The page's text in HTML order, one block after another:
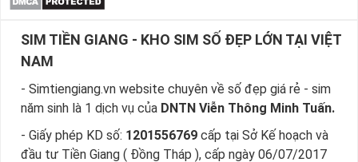
SIM TIỀN GIANG - KHO SIM SỐ ĐẸP LỚN TẠI VIỆT
NAM
- Simtiengiang.vn website chuyên về số đẹp giá rẻ - sim
năm sinh là 1 dịch vụ của DNTN Viễn Thông Minh Tuấn.
- Giấy phép KD số: 1201556769 cấp tại Sở Kế hoạch và
đầu tư Tiền Giang ( Đồng Tháp ), cấp ngày 06/07/2017